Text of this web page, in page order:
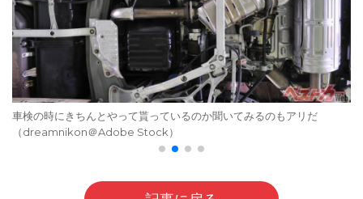
車検の時にきちんとやって貰っているのか聞いてみるのもアリだ
（dreamnikon＠Adobe Stock）